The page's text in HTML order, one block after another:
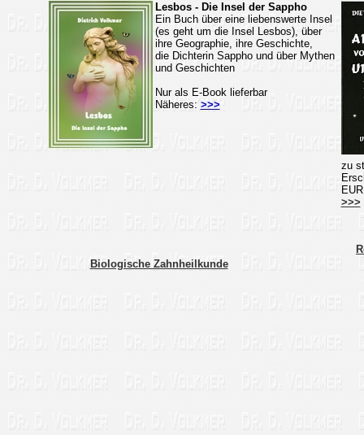
Lesbos - Die Insel der Sappho
Ein Buch über eine liebenswerte Insel
(es geht um die Insel Lesbos), über
ihre Geographie, ihre Geschichte,
die Dichterin Sappho und über Mythen
und Geschichten
Nur als E-Book lieferbar
Näheres: >>>
zu
EUR
>>>
Biologische Zahnheilkunde